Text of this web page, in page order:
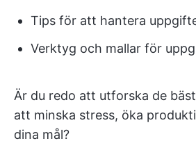
Tips för att hantera
Verktyg och mallar för
Är du redo att utforska de
att minska stress, öka
dina mål?